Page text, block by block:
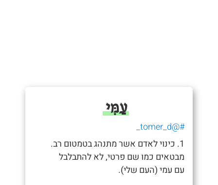
עַמִּי
#@tomer_d_
1. כינוי לאדם אשר מתנהג בטמטום רב.
מבטאים כמו שם פרטי, לא להתבלבל
עם עמי (העם שלי).